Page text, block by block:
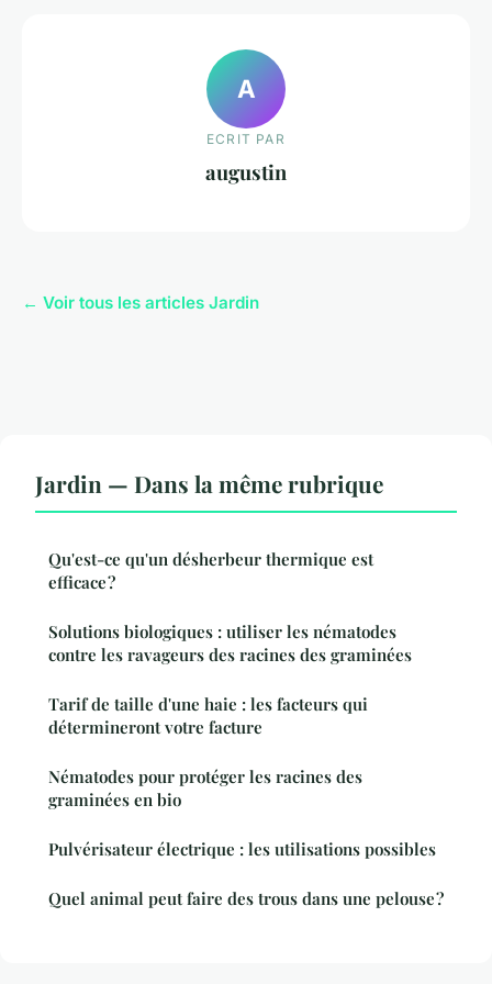
A
ECRIT PAR
augustin
← Voir tous les articles Jardin
Jardin — Dans la même rubrique
Qu'est-ce qu'un désherbeur thermique est
efficace ?
Solutions biologiques : utiliser les nématodes
contre les ravageurs des racines des graminées
Tarif de taille d'une haie : les facteurs qui
détermineront votre facture
Nématodes pour protéger les racines des
graminées en bio
Pulvérisateur électrique : les utilisations possibles
Quel animal peut faire des trous dans une pelouse ?